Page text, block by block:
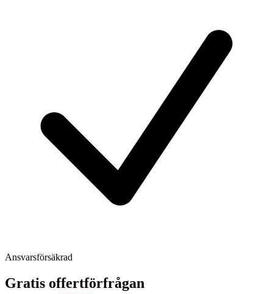
Ansvarsförsäkrad
Gratis offertförfrågan